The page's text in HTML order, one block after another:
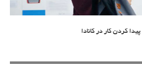
پیدا کردن کار در کانادا